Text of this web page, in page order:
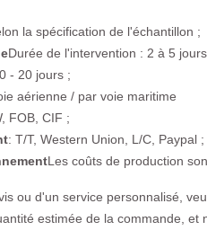
la spécification de l'échantillon ;
Durée de l'intervention : 2 à 5
- 20 jours ;
aérienne / par voie maritime
FOB, CIF ;
: T/T, Western Union, L/C, Paypal ;
Les coûts de production
ou d'un service personnalisé,
estimée de la commande, et